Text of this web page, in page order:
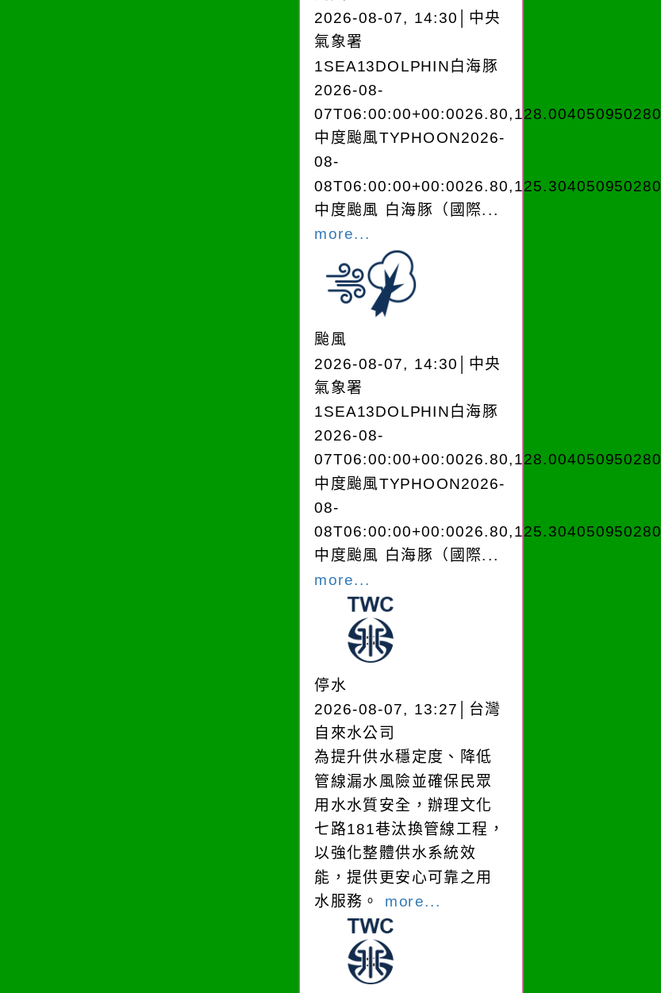
2026-08-07, 14:30│中央
氣象署
1SEA13DOLPHIN白海豚
2026-08-
07T06:00:00+00:0026.80,128.004050950280
中度颱風TYPHOON2026-
08-
08T06:00:00+00:0026.80,125.304050950280
中度颱風 白海豚（國際...
more...
颱風
2026-08-07, 14:30│中央
氣象署
1SEA13DOLPHIN白海豚
2026-08-
07T06:00:00+00:0026.80,128.004050950280
中度颱風TYPHOON2026-
08-
08T06:00:00+00:0026.80,125.304050950280
中度颱風 白海豚（國際...
more...
停水
2026-08-07, 13:27│台灣
自來水公司
為提升供水穩定度、降低
管線漏水風險並確保民眾
用水水質安全，辦理文化
七路181巷汰換管線工程，
以強化整體供水系統效
能，提供更安心可靠之用
水服務。 more...